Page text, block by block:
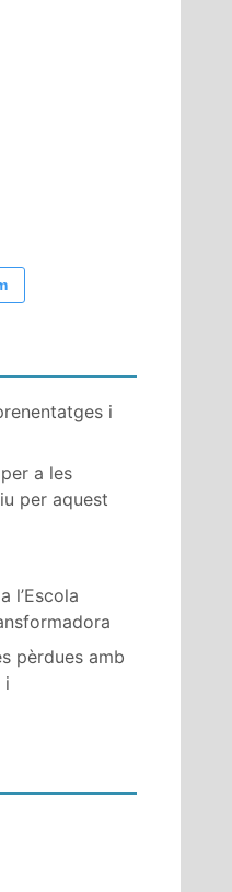
i
a les
per aquest
l’Escola
pèrdues amb
i